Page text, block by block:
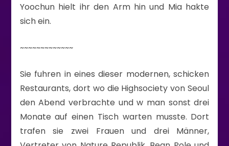
Yoochun hielt ihr den Arm hin und Mia hakte
sich ein.
~~~~~~~~~~~~~
Sie fuhren in eines dieser modernen, schicken
Restaurants, dort wo die Highsociety von Seoul
den Abend verbrachte und w man sonst drei
Monate auf einen Tisch warten musste. Dort
trafen sie zwei Frauen und drei Männer,